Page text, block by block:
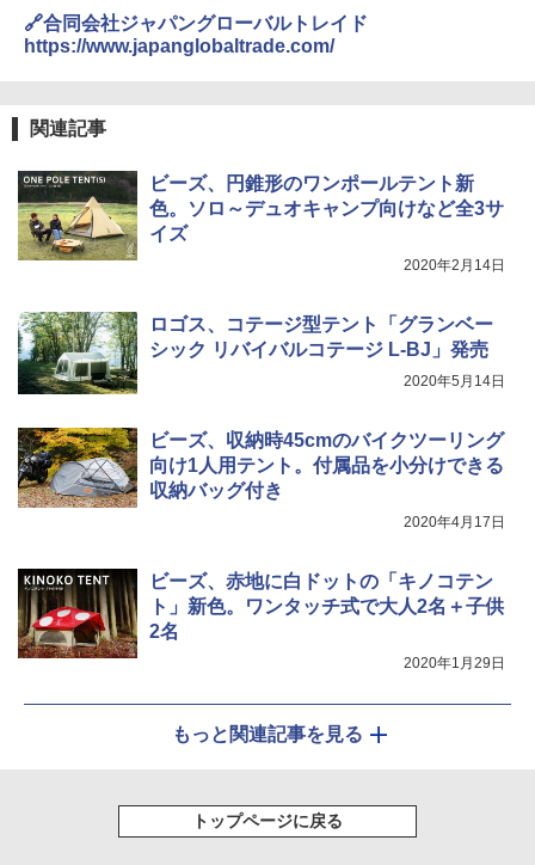
🔗合同会社ジャパングローバルトレイド
https://www.japanglobaltrade.com/
関連記事
ビーズ、円錐形のワンポールテント新
色。ソロ～デュオキャンプ向けなど全3サ
イズ
2020年2月14日
ロゴス、コテージ型テント「グランベー
シック リバイバルコテージ L-BJ」発売
2020年5月14日
ビーズ、収納時45cmのバイクツーリング
向け1人用テント。付属品を小分けできる
収納バッグ付き
2020年4月17日
ビーズ、赤地に白ドットの「キノコテン
ト」新色。ワンタッチ式で大人2名＋子供
2名
2020年1月29日
もっと関連記事を見る
トップページに戻る